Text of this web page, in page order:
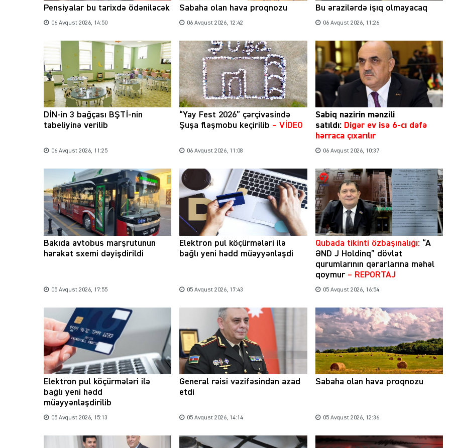
Pensiyalar bu tarixdə ödəniləcək
06 Avqust 2026, 14:50
Sabaha olan hava proqnozu
06 Avqust 2026, 12:42
Bu ərazilərdə işıq olmayacaq
06 Avqust 2026, 11:26
DİN-in 3 bağçası BŞTİ-nin
tabeliyinə verilib
06 Avqust 2026, 11:25
“Yay Fest 2026” çərçivəsində
Şuşa fləşmobu keçirilib – VİDEO
06 Avqust 2026, 11:08
Sabiq nazirin mənzili
satıldı: Digər ev isə 6-cı dəfə
hərraca çıxarılır
06 Avqust 2026, 10:37
Bakıda avtobus marşrutunun
hərəkət sxemi dəyişdirildi
05 Avqust 2026, 17:55
Elektron pul köçürmələri ilə
bağlı yeni hədd müəyyənləşdi
05 Avqust 2026, 17:43
Qubada tikinti özbaşınalığı: “A
ƏND J Holdinq” dövlət
qurumlarının qərarlarına məhəl
qoymur – REPORTAJ
05 Avqust 2026, 16:54
Elektron pul köçürmələri ilə
bağlı yeni hədd
müəyyənləşdirilib
05 Avqust 2026, 15:13
General rəisi vəzifəsindən azad
etdi
05 Avqust 2026, 14:14
Sabaha olan hava proqnozu
05 Avqust 2026, 12:36